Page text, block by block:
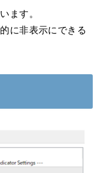
ます。
に非表示にできる